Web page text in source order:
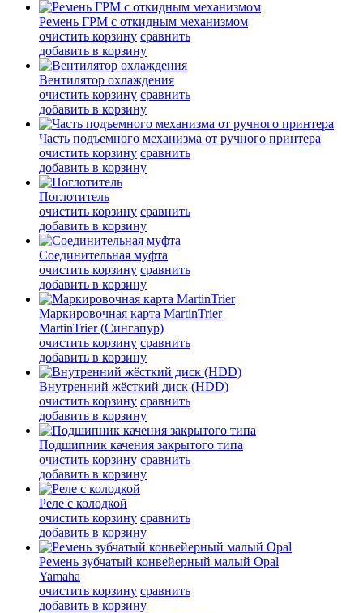
Ремень ГРМ с откидным механизмом
очистить корзину сравнить
добавить в корзину
Вентилятор охлаждения
очистить корзину сравнить
добавить в корзину
Часть подъемного механизма от ручного принтера
очистить корзину сравнить
добавить в корзину
Поглотитель
очистить корзину сравнить
добавить в корзину
Соединительная муфта
очистить корзину сравнить
добавить в корзину
Маркировочная карта MartinTrier
MartinTrier (Сингапур)
очистить корзину сравнить
добавить в корзину
Внутренний жёсткий диск (HDD)
очистить корзину сравнить
добавить в корзину
Подшипник качения закрытого типа
очистить корзину сравнить
добавить в корзину
Реле с колодкой
очистить корзину сравнить
добавить в корзину
Ремень зубчатый конвейерный малый Opal
Yamaha
очистить корзину сравнить
добавить в корзину